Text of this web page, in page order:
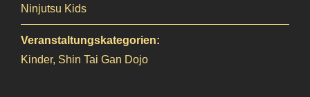
Ninjutsu Kids
Veranstaltungskategorien:
Kinder, Shin Tai Gan Dojo